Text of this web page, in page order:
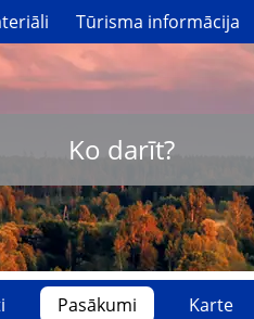
Tūrisma informācija
Ko darīt?
Pasākumi Karte